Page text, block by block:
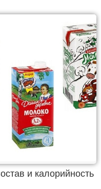
и калорийность